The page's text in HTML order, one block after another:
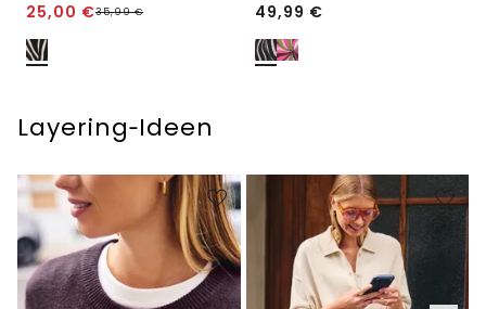
25,00 €35,99€ 49,99 €
Layering‑Ideen